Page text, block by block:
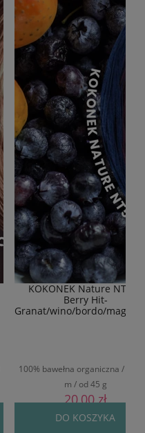
KOKONEK Nature NT577
Berry Hit-
Granat/wino/bordo/
100% bawełna organiczna / od
m / od 45 g
20,00 zł
DO KOSZYKA